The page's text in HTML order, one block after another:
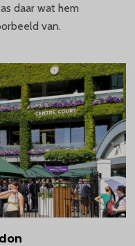
daar wat hem
van.